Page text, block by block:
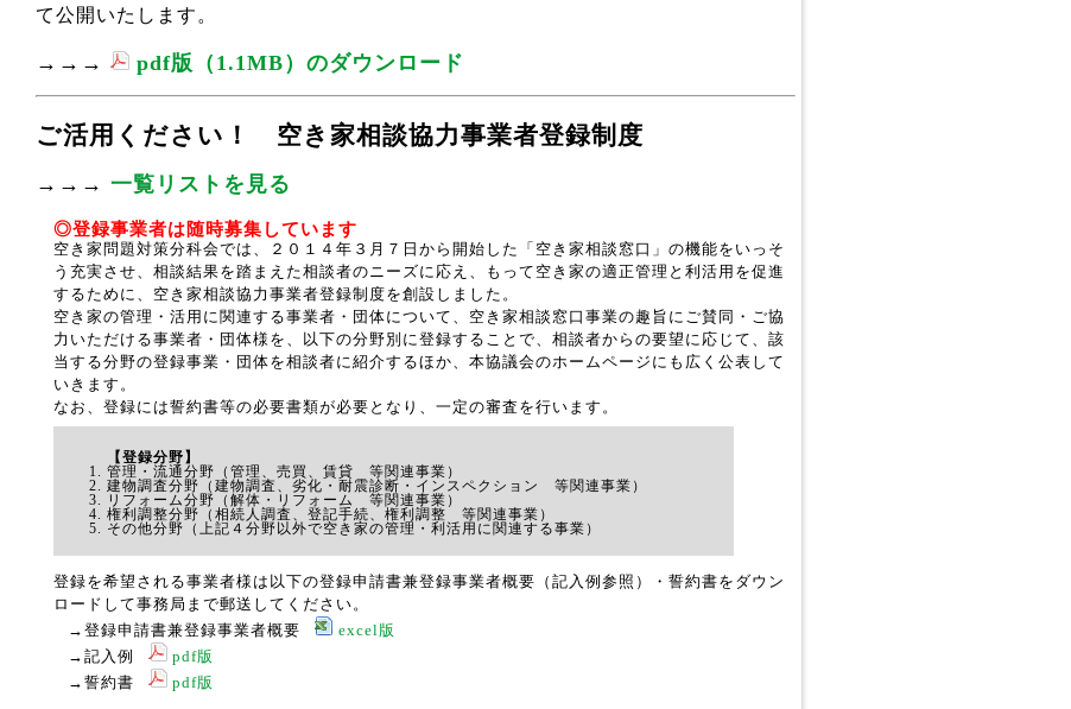
て公開いたします。
→→→ pdf版（1.1MB）のダウンロード
ご活用ください！ 空き家相談協力事業者登録制度
→→→ 一覧リストを見る
◎登録事業者は随時募集しています
空き家問題対策分科会では、２０１４年３月７日から開始した「空き家相談窓口」の機能をいっそ
う充実させ、相談結果を踏まえた相談者のニーズに応え、もって空き家の適正管理と利活用を促進
するために、空き家相談協力事業者登録制度を創設しました。
空き家の管理・活用に関連する事業者・団体について、空き家相談窓口事業の趣旨にご賛同・ご協
力いただける事業者・団体様を、以下の分野別に登録することで、相談者からの要望に応じて、該
当する分野の登録事業・団体を相談者に紹介するほか、本協議会のホームページにも広く公表して
いきます。
なお、登録には誓約書等の必要書類が必要となり、一定の審査を行います。
【登録分野】
管理・流通分野（管理、売買、賃貸 等関連事業）
建物調査分野（建物調査、劣化・耐震診断・インスペクション 等関連事業）
リフォーム分野（解体・リフォーム 等関連事業）
権利調整分野（相続人調査、登記手続、権利調整 等関連事業）
その他分野（上記４分野以外で空き家の管理・利活用に関連する事業）
登録を希望される事業者様は以下の登録申請書兼登録事業者概要（記入例参照）・誓約書をダウン
ロードして事務局まで郵送してください。
→登録申請書兼登録事業者概要
excel版
→記入例
pdf版
→誓約書
pdf版